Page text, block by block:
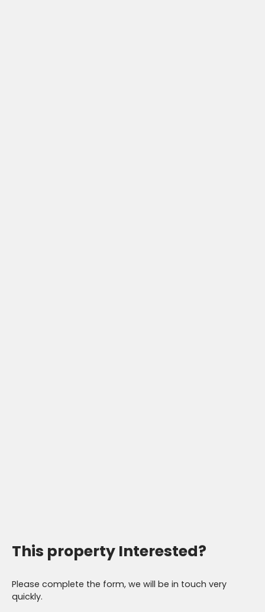
This property Interested?
Please complete the form, we will be in touch very
quickly.